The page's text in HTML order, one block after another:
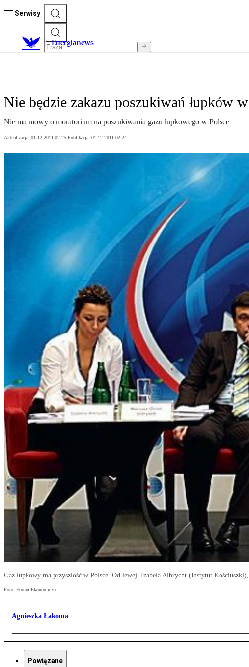
Serwisy
Energianews
Nie będzie zakazu poszukiwań łupków
Nie ma mowy o moratorium na poszukiwania gazu łupkowego w Polsce
Aktualizacja: 01.12.2011 02:25 Publikacja: 01.12.2011 02:24
Gaz łupkowy ma przyszłość w Polsce. Od lewej: Izabela Albrycht (Instytut
Foto: Forum Ekonomiczne
Agnieszka Łakoma
Powiązane